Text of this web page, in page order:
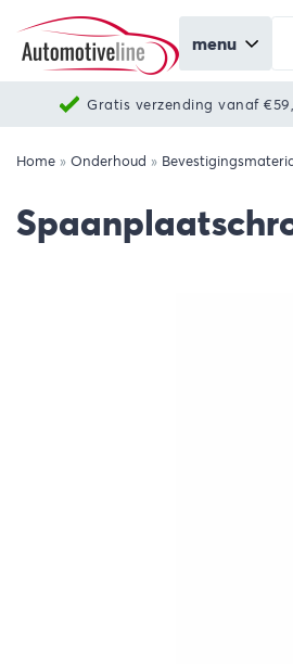
menu
Gratis verzending vanaf
Home » Onderhoud »